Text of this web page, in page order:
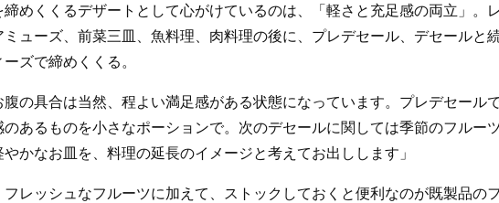
めくくるデザートとして心がけているのは、「軽さと充足感の両立」。レ
ューズ、前菜三皿、魚料理、肉料理の後に、プレデセール、デセールと
ズで締めくくる。
腹の具合は当然、程よい満足感がある状態になっています。プレデセール
あるものを小さなポーションで。次のデセールに関しては季節のフルー
かなお皿を、料理の延長のイメージと考えてお出しします」
レッシュなフルーツに加えて、ストックしておくと便利なのが既製品のフ